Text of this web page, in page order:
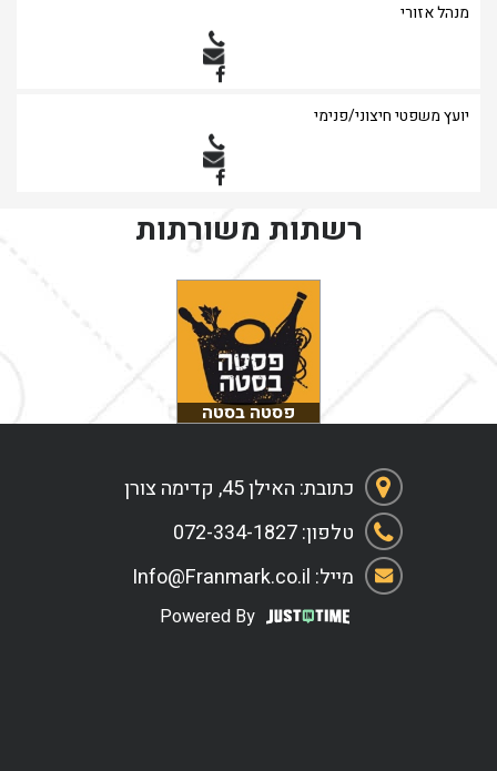
מנהל אזורי
יועץ משפטי חיצוני/פנימי
רשתות משורתות
פסטה בסטה
כתובת: האילן 45, קדימה צורן
טלפון: 072-334-1827
מייל: Info@Franmark.co.il
Powered By